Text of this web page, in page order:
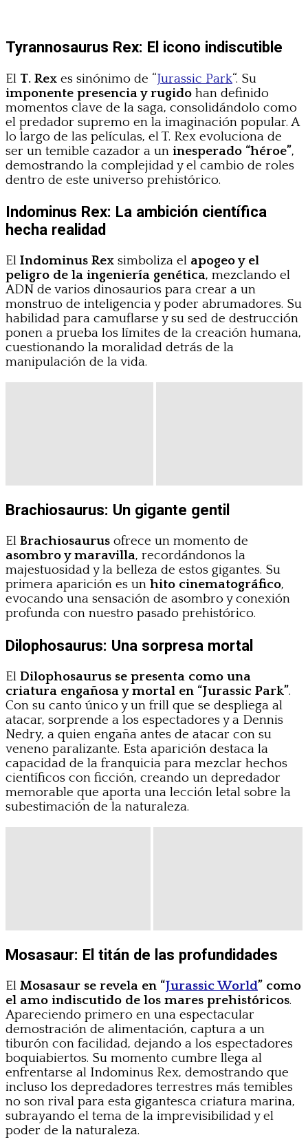
Tyrannosaurus Rex: El icono indiscutible
El T. Rex es sinónimo de “Jurassic Park“. Su
imponente presencia y rugido han definido
momentos clave de la saga, consolidándolo como
el predador supremo en la imaginación popular. A
lo largo de las películas, el T. Rex evoluciona de
ser un temible cazador a un inesperado “héroe”,
demostrando la complejidad y el cambio de roles
dentro de este universo prehistórico.
Indominus Rex: La ambición científica
hecha realidad
El Indominus Rex simboliza el apogeo y el
peligro de la ingeniería genética, mezclando el
ADN de varios dinosaurios para crear a un
monstruo de inteligencia y poder abrumadores. Su
habilidad para camuflarse y su sed de destrucción
ponen a prueba los límites de la creación humana,
cuestionando la moralidad detrás de la
manipulación de la vida.
Brachiosaurus: Un gigante gentil
El Brachiosaurus ofrece un momento de
asombro y maravilla, recordándonos la
majestuosidad y la belleza de estos gigantes. Su
primera aparición es un hito cinematográfico,
evocando una sensación de asombro y conexión
profunda con nuestro pasado prehistórico.
Dilophosaurus: Una sorpresa mortal
El Dilophosaurus se presenta como una
criatura engañosa y mortal en “Jurassic Park”.
Con su canto único y un frill que se despliega al
atacar, sorprende a los espectadores y a Dennis
Nedry, a quien engaña antes de atacar con su
veneno paralizante. Esta aparición destaca la
capacidad de la franquicia para mezclar hechos
científicos con ficción, creando un depredador
memorable que aporta una lección letal sobre la
subestimación de la naturaleza.
Mosasaur: El titán de las profundidades
El Mosasaur se revela en “Jurassic World” como
el amo indiscutido de los mares prehistóricos.
Apareciendo primero en una espectacular
demostración de alimentación, captura a un
tiburón con facilidad, dejando a los espectadores
boquiabiertos. Su momento cumbre llega al
enfrentarse al Indominus Rex, demostrando que
incluso los depredadores terrestres más temibles
no son rival para esta gigantesca criatura marina,
subrayando el tema de la imprevisibilidad y el
poder de la naturaleza.